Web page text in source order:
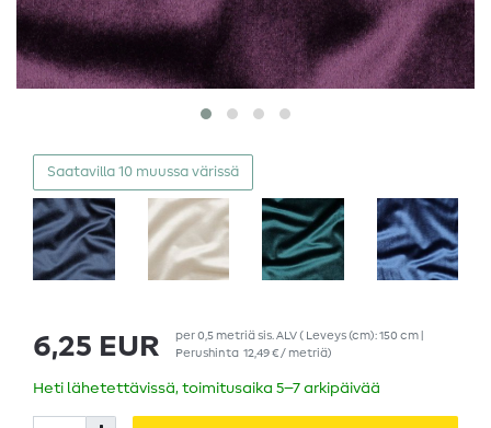
Saatavilla 10 muussa värissä
6,25 EUR per0,5 metriäsis. ALV( Leveys (cm): 150 cm |
Perushinta 12,49 € / metriä)
Heti lähetettävissä, toimitusaika 5–7 arkipäivää